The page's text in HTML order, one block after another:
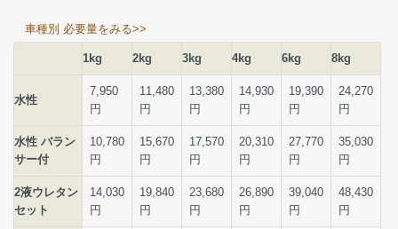
車種別 必要量をみる>>